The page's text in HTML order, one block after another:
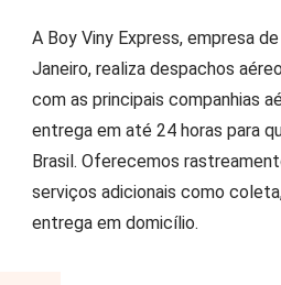
A Boy Viny Express, empresa
Janeiro, realiza despachos
com as principais companhias
entrega em até 24 horas para
Brasil. Oferecemos
serviços adicionais como
entrega em domicílio.